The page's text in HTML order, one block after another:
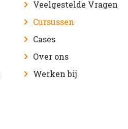
Veelgestelde Vragen
Cursussen
Cases
Over ons
Werken bij